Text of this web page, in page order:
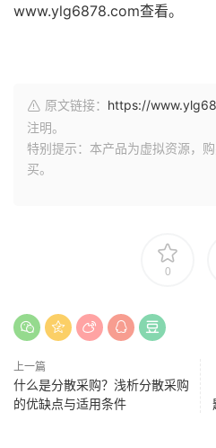
www.ylg6878.com查看。
原文链接： https://
注明。
特别提示：本产品为虚拟资源，
买。
0
上一篇
什么是分散采购？浅析分散采购
的优缺点与适用条件